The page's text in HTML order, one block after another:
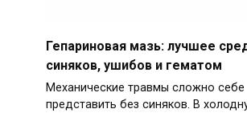
Гепариновая мазь: лучшее
синяков, ушибов и гематом
Механические травмы сложно себе
представить без синяков. В